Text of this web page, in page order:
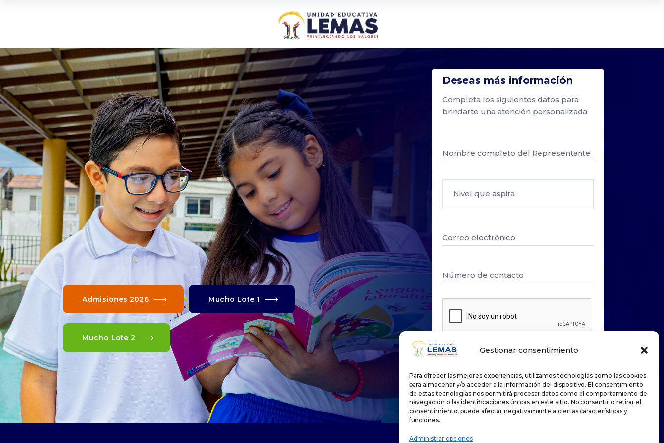
Gestionar consentimiento
Para ofrecer las mejores experiencias, utilizamos tecnologías como las cookies
para almacenar y/o acceder a la información del dispositivo. El consentimiento
de estas tecnologías nos permitirá procesar datos como el comportamiento de
navegación o las identificaciones únicas en este sitio. No consentir o retirar el
consentimiento, puede afectar negativamente a ciertas características y
funciones.
Administrar opciones
Admisiones 2026 Mucho Lote 1
Mucho Lote 2
Deseas más información
Completa los siguientes datos para
brindarte una atención personalizada